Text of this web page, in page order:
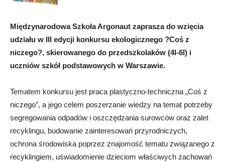
Międzynarodowa Szkoła Argonaut zaprasza do wzięcia
udziału w III edycji konkursu ekologicznego ?Coś z
niczego?, skierowanego do przedszkolaków (4l-6l) i
uczniów szkół podstawowych w Warszawie.
Tematem konkursu jest praca plastyczno-techniczna „Coś z
niczego”, a jego celem poszerzanie wiedzy na temat potrzeby
segregowania odpadów i oszczędzania surowców oraz zalet
recyklingu, budowanie zainteresowań przyrodniczych,
ochrona środowiska poprzez znajomość tematu związanego z
recyklingiem, uświadomienie dzieciom właściwych zachowań